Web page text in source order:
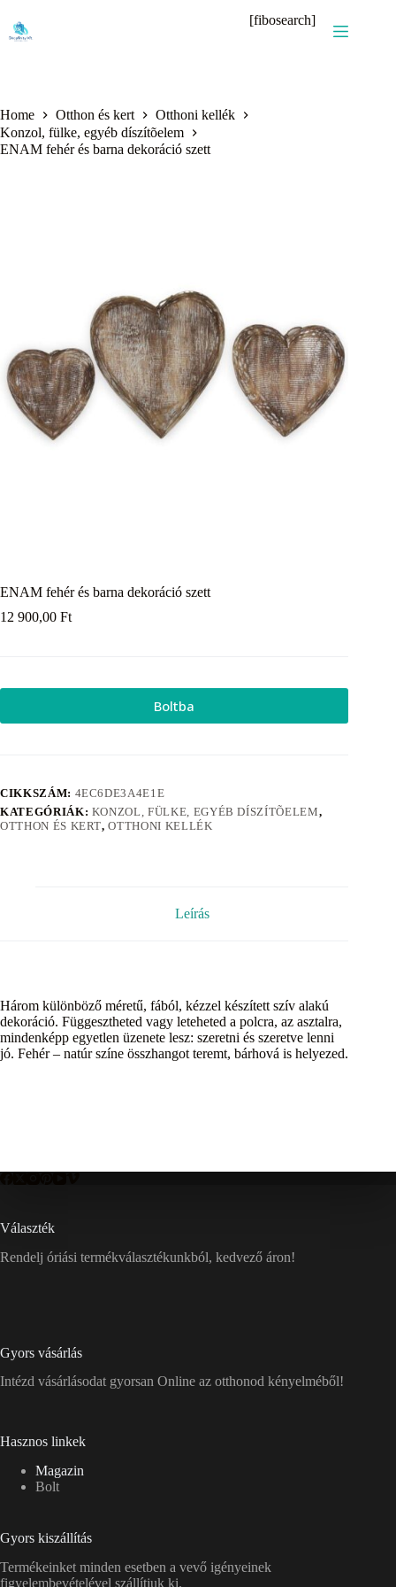
content
[fibosearch]
Home Otthon és kert
Otthoni kellék
Konzol, fülke, egyéb díszítõelem
ENAM fehér és barna dekoráció szett
ENAM fehér és barna dekoráció szett
12 900,00 Ft
Boltba
CIKKSZÁM: 4EC6DE3A4E1E
KATEGÓRIÁK: KONZOL, FÜLKE, EGYÉB DÍSZÍTÕELEM,
OTTHON ÉS KERT,OTTHONI KELLÉK
Leírás
Három különböző méretű, fából, kézzel készített szív alakú
dekoráció. Függesztheted vagy leteheted a polcra, az asztalra,
mindenképp egyetlen üzenete lesz: szeretni és szeretve lenni
jó. Fehér – natúr színe összhangot teremt, bárhová is helyezed.
Választék
Rendelj óriási termékválasztékunkból, kedvező áron!
Gyors vásárlás
Intézd vásárlásodat gyorsan Online az otthonod kényelméből!
Hasznos linkek
Magazin
Bolt
Gyors kiszállítás
Termékeinket minden esetben a vevő igényeinek
figyelembevételével szállítjuk ki.